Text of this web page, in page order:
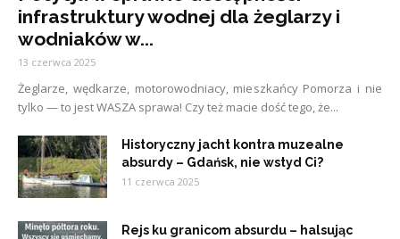
infrastruktury wodnej dla żeglarzy i
wodniaków w...
13 czerwca 2025
Żeglarze, wędkarze, motorowodniacy, mieszkańcy Pomorza i nie
tylko — to jest WASZA sprawa! Czy też macie dość tego, że...
Historyczny jacht kontra muzealne
absurdy – Gdańsk, nie wstyd Ci?
11 czerwca 2025
Rejs ku granicom absurdu – halsując